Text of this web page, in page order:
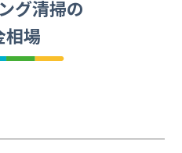
グ清掃の
相場